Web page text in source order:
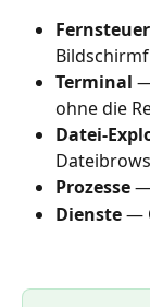
Terminal
ohne die
Datei-
Prozesse —
Dienste —